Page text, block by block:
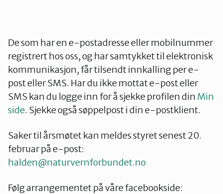
De som har en e-postadresse eller mobilnummer
registrert hos oss, og har samtykket til elektronisk
kommunikasjon, får tilsendt innkalling per e-
post eller SMS. Har du ikke mottat e-post eller
SMS kan du logge inn for å sjekke profilen din Min
side. Sjekke også søppelpost i din e-postklient.
Saker til årsmøtet kan meldes styret senest 20.
februar på e-post:
halden@naturvernforbundet.no
Følg arrangementet på våre facebookside: